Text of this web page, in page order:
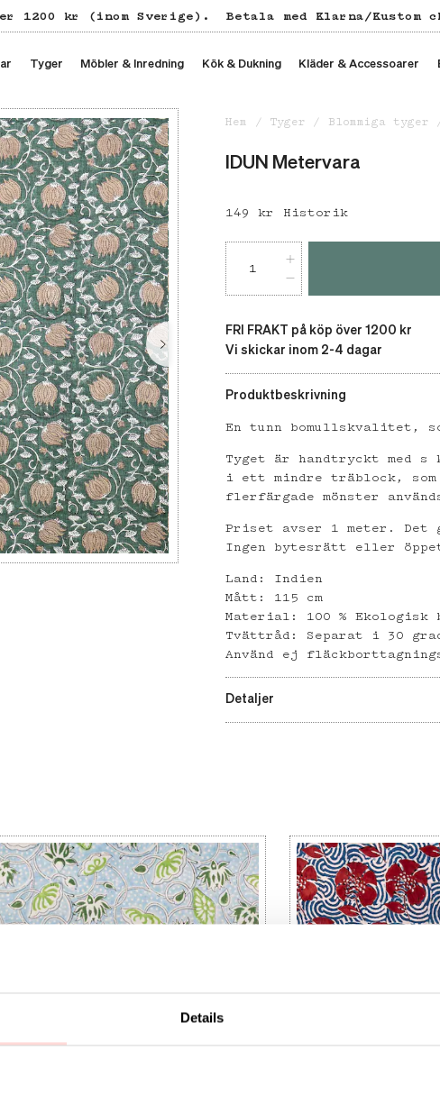
Details
1200 kr (inom Sverige). Betala med Klarna/Kustom
Tyger Möbler & Inredning Kök & Dukning Kläder & Accessoarer
Hem Tyger Blommiga tyger
IDUN Metervara
Pris: 149 kr
149 kr Historik
FRI FRAKT på köp över 1200 kr
Vi skickar inom 2-4 dagar
Produktbeskrivning
En tunn bomullskvalitet,
Tyget är handtryckt med
i ett mindre träblock, som
flerfärgade mönster
Priset avser 1 meter. Det
Ingen bytesrätt eller
Land: Indien
Mått: 115 cm
Material: 100 % Ekologisk
Tvättråd: Separat i 30
Använd ej
Detaljer